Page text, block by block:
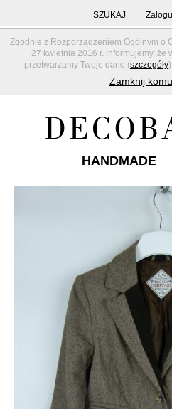
Zgodnie z Rozporządzeniem Ogólnym o
27 kwietnia 2016 r. informujemy, że
przetwarzamy Twoje dane (szczegóły
Zamknij
SZUKAJ
HANDMADE